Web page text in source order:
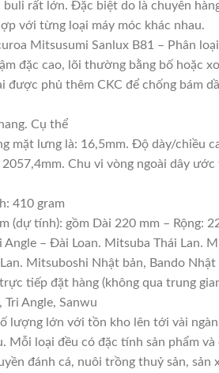
rất lớn. Đặc biệt do là chuyên
với từng loại máy móc khác nhau.
Mitsusumi Sanlux B81 – Phân
đặc cao, lõi thường bằng bố hoặc
được phủ thêm CKC để chống bám
Cụ thể
mặt lưng là: 16,5mm. Độ dày/chiều
Chu vi vòng ngoài dây
410 gram
(dự tính): gồm Dài 220 mm – Rộng:
– Đài Loan. Mitsuba Thái Lan.
Mitsuboshi Nhật bản, Bando
tiếp đặt hàng (không qua trung
Angle, Sanwu
lượng lớn với tồn kho lên tới vài
Mỗi loại đều có đặc tính sản phẩm
đánh cá, nuôi trồng thuỷ sản, sản